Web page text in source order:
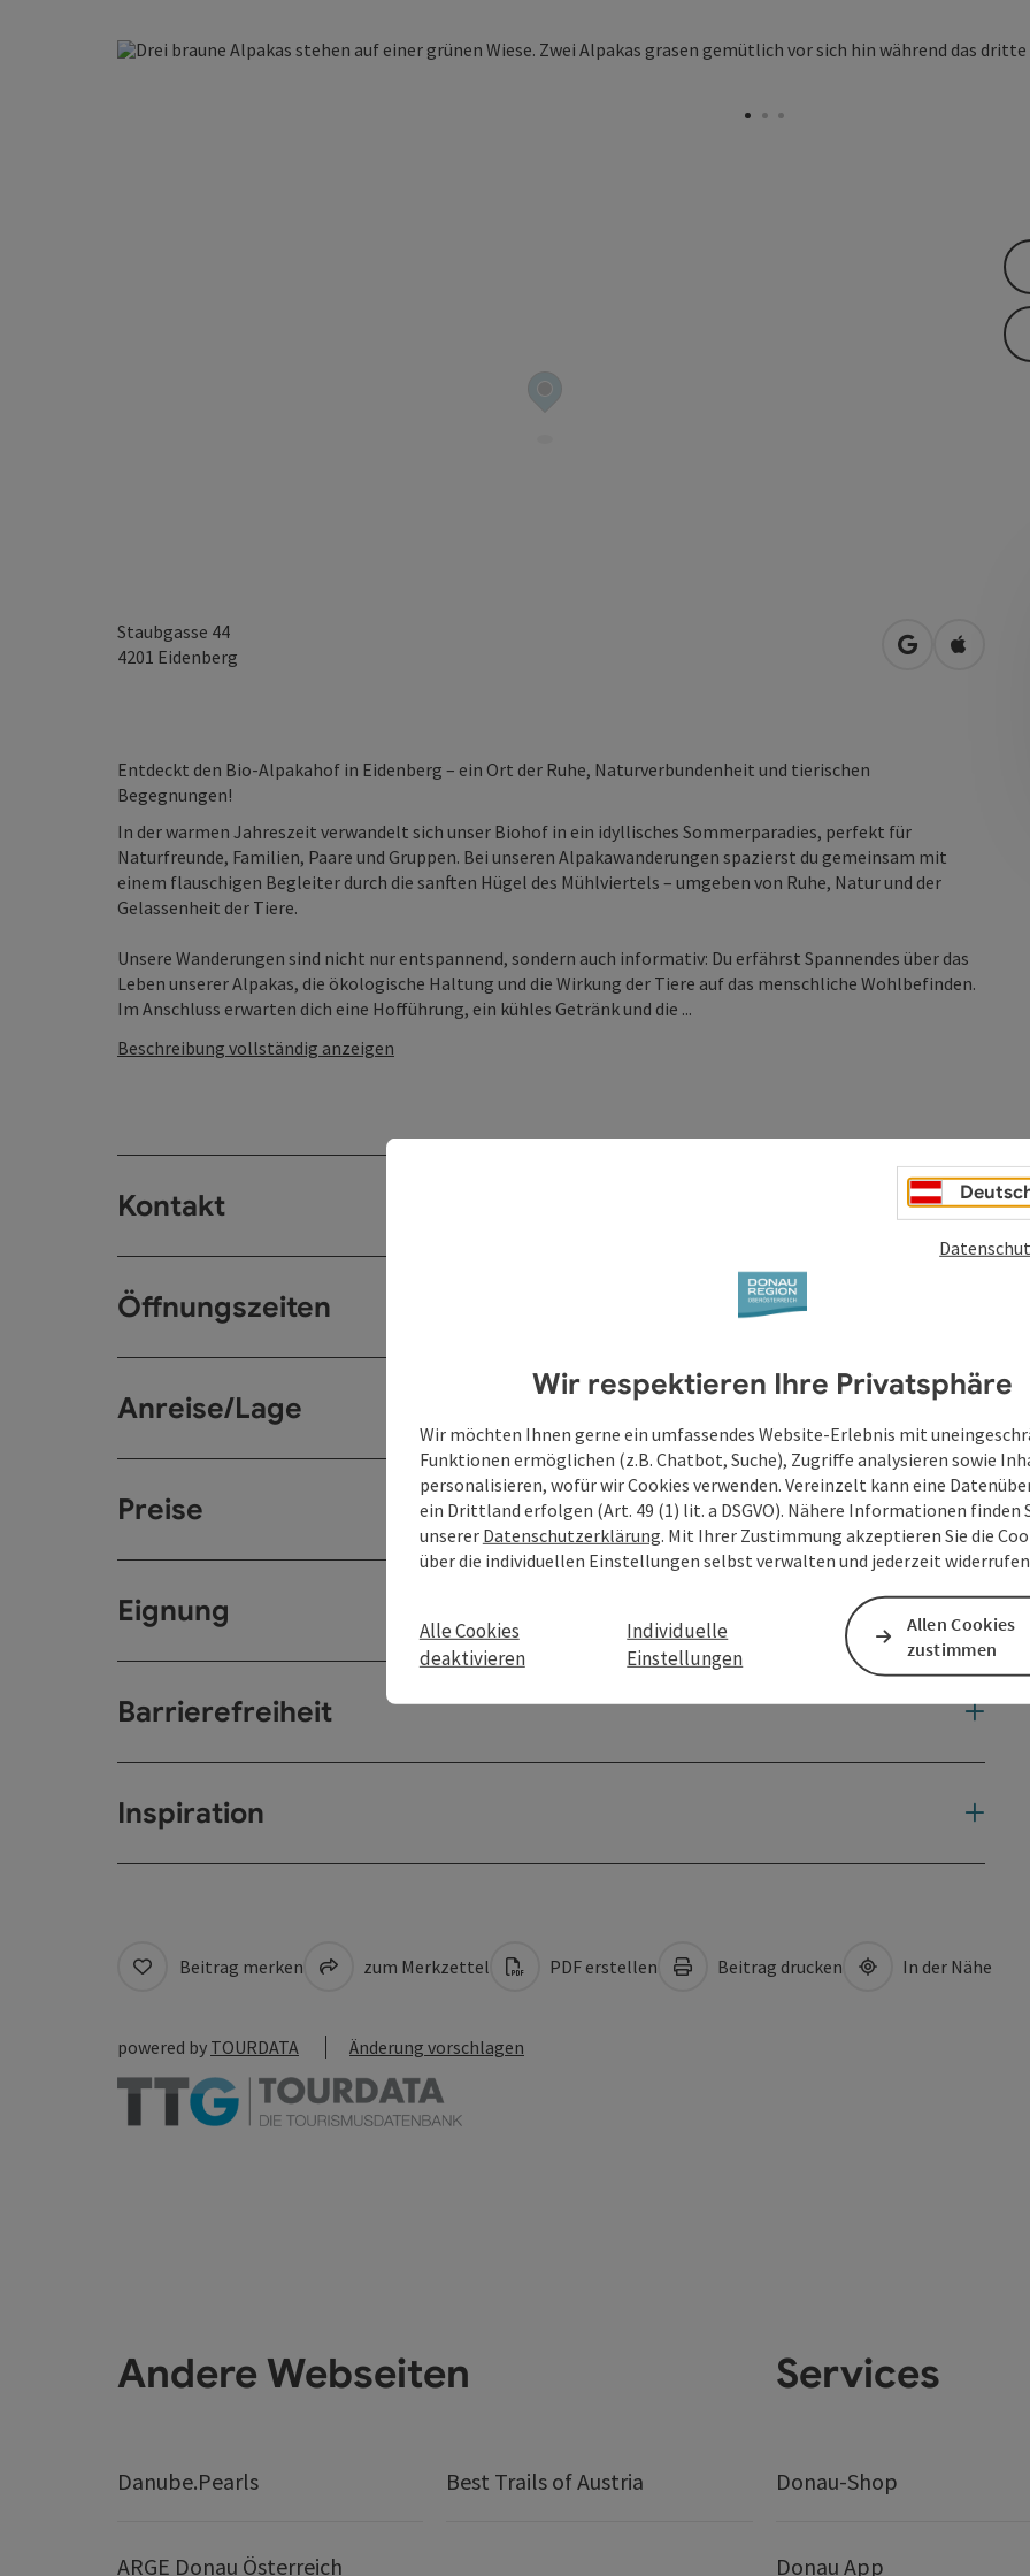
Staubgasse 44
4201 Eidenberg in Google
in
Entdeckt den Bio-Alpakahof in Eidenberg – ein Ort der Ruhe, Naturverbundenheit und tierischen
Begegnungen!
In der warmen Jahreszeit verwandelt sich unser Biohof in ein idyllisches Sommerparadies, perfekt für
Naturfreunde, Familien, Paare und Gruppen. Bei unseren Alpakawanderungen spazierst du gemeinsam mit
einem flauschigen Begleiter durch die sanften Hügel des Mühlviertels – umgeben von Ruhe, Natur und der
Gelassenheit der Tiere.
Unsere Wanderungen sind nicht nur entspannend, sondern auch informativ: Du erfährst Spannendes über das
Leben unserer Alpakas, die ökologische Haltung und die Wirkung der Tiere auf das menschliche Wohlbefinden.
Im Anschluss erwarten dich eine Hofführung, ein kühles Getränk und die ...
Beschreibung vollständig anzeigen
Kontakt
Öffnungszeiten
Anreise/Lage
Preise
Eignung
Barrierefreiheit
Inspiration
Beitrag merken zum Merkzettel PDF erstellen Beitrag drucken In der Nähe
powered by TOURDATA Änderung vorschlagen
Andere Webseiten
Danube.Pearls Best Trails of Austria
ARGE Donau Österreich
Services
Donau-Shop
Donau App
Wir respektieren Ihre Privatsphäre
Wir möchten Ihnen gerne ein umfassendes Website-Erlebnis mit
Funktionen ermöglichen (z.B. Chatbot, Suche), Zugriffe analysieren sowie
personalisieren, wofür wir Cookies verwenden. Vereinzelt kann eine
ein Drittland erfolgen (Art. 49 (1) lit. a DSGVO). Nähere Informationen finden
unserer Datenschutzerklärung. Mit Ihrer Zustimmung akzeptieren Sie die
über die individuellen Einstellungen selbst verwalten und jederzeit
Alle Cookies
deaktivieren
Individuelle
Einstellungen
Allen Cookies
zustimmen